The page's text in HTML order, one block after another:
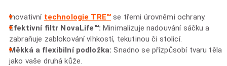
Inovativní technologie TRE™ se třemi úrovněmi ochrany.
Efektivní filtr NovaLife™: Minimalizuje nadouvání sáčku a
zabraňuje zablokování vlhkostí, tekutinou či stolicí.
Měkká a flexibilní podložka:Snadno se přízpůsobí tvaru těla
jako vaše druhá kůže.